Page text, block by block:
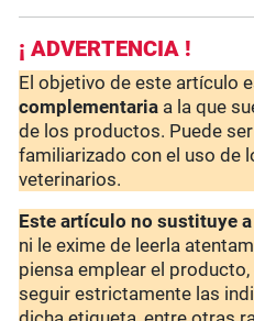
¡ ADVERTENCIA !
El objetivo de este artículo
complementaria a la que
de los productos. Puede
familiarizado con el uso de
veterinarios.
Este artículo no sustituye
ni le exime de leerla
piensa emplear el
seguir estrictamente las